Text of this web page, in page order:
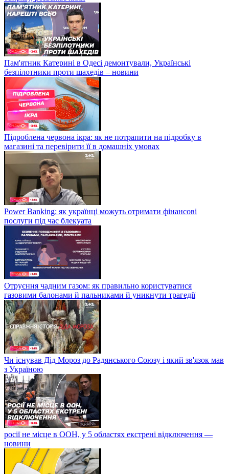
Пам'ятник Катерині в Одесі демонтували, Українські
безпілотники проти шахедів – новини
Підроблена червона ікра: як не потрапити на підробку в
магазині та перевірити її в домашніх умовах
Power Banking: як українці можуть отримати фінансові
послуги під час блекуата
Отруєння чадним газом: як правильно користуватися
газовими балонами й пальниками й уникнути трагедії
Чи існував Дід Мороз до Радянського Союзу і який зв'язок мав
з Україною
росії не місце в ООН, у 5 областях екстрені відключення —
новини